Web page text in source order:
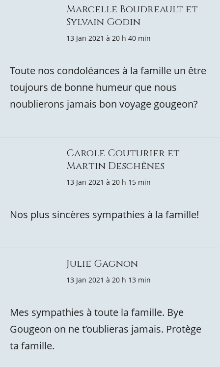
Marcelle Boudreault et
Sylvain Godin
13 Jan 2021 à 20 h 40 min
Toute nos condoléances à la famille un être
toujours de bonne humeur que nous
noublierons jamais bon voyage gougeon?
Carole Couturier et
Martin Deschênes
13 Jan 2021 à 20 h 15 min
Nos plus sincères sympathies à la famille!
Julie Gagnon
13 Jan 2021 à 20 h 13 min
Mes sympathies à toute la famille. Bye
Gougeon on ne t’oublieras jamais. Protège
ta famille.